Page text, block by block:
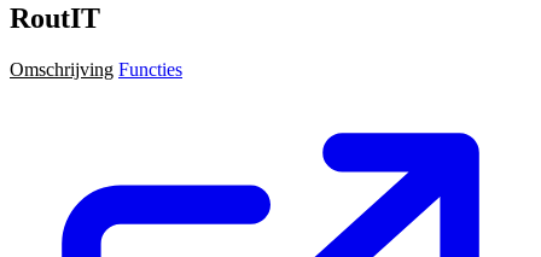
RoutIT
Omschrijving Functies